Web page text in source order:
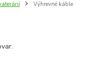
Výhrevné káble